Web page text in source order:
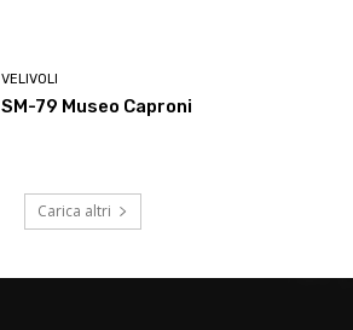
VELIVOLI
SM-79 Museo Caproni
Carica altri